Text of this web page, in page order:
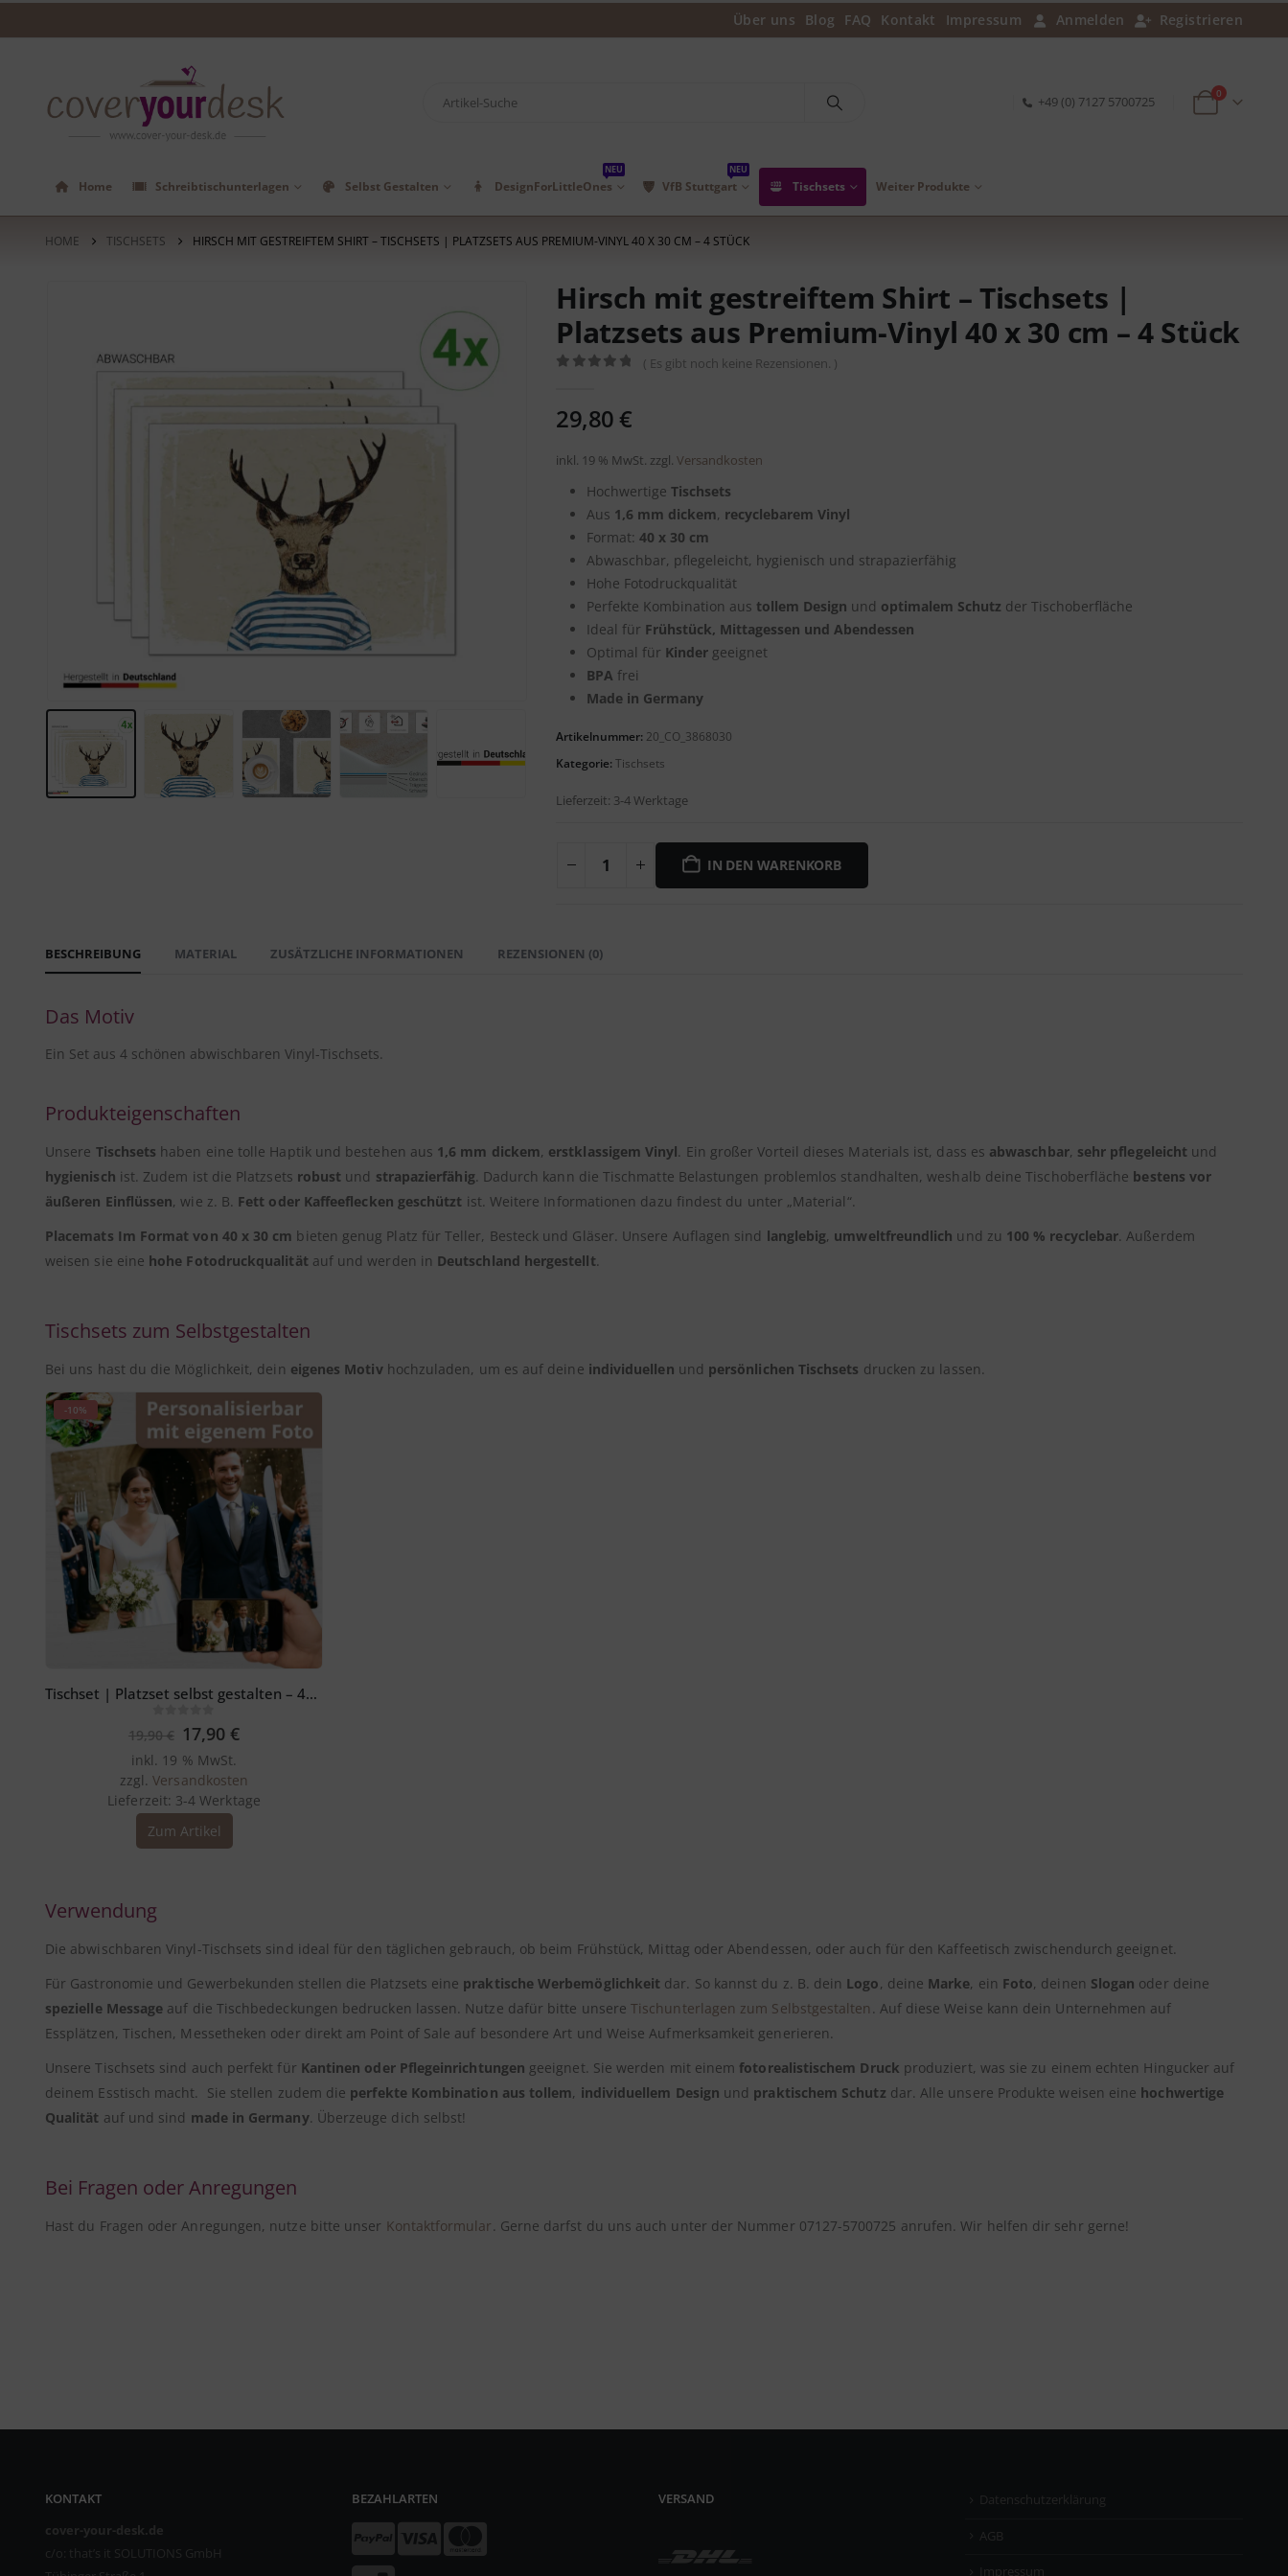
Über uns Blog FAQ Kontakt Impressum Anmelden Registrieren
+49 (0) 7127 5700725
0
Home Schreibtischunterlagen Selbst Gestalten DesignForLittleOnes
NEU
VfB Stuttgart
NEU
Tischsets Weiter Produkte
HOME TISCHSETS HIRSCH MIT GESTREIFTEM SHIRT – TISCHSETS | PLATZSETS AUS PREMIUM-VINYL 40 X 30 CM – 4 STÜCK
Hirsch mit gestreiftem Shirt – Tischsets |
Platzsets aus Premium-Vinyl 40 x 30 cm – 4 Stück
( Es gibt noch keine Rezensionen. )
29,80 €
inkl. 19 % MwSt. zzgl.Versandkosten
HochwertigeTischsets
Aus 1,6 mm dickem, recyclebarem Vinyl
Format:40 x 30 cm
Abwaschbar, pflegeleicht, hygienisch und strapazierfähig
Hohe Fotodruckqualität
Perfekte Kombination aus tollem Design und optimalem Schutz der Tischoberfläche
Ideal für Frühstück, Mittagessen und Abendessen
Optimal für Kinder geeignet
BPA frei
Made in Germany
Artikelnummer: 20_CO_3868030
Kategorie:Tischsets
Lieferzeit: 3-4 Werktage
IN DEN WARENKORB
BESCHREIBUNG MATERIAL ZUSÄTZLICHE INFORMATIONEN REZENSIONEN (0)
Das Motiv
Ein Set aus 4 schönen abwischbaren Vinyl-Tischsets.
Produkteigenschaften
Unsere Tischsets haben eine tolle Haptik und bestehen aus 1,6 mm dickem, erstklassigem Vinyl. Ein großer Vorteil dieses Materials ist, dass es abwaschbar, sehr pflegeleicht und
hygienisch ist. Zudem ist die Platzsets robust und strapazierfähig. Dadurch kann die Tischmatte Belastungen problemlos standhalten, weshalb deine Tischoberfläche bestens vor
äußeren Einflüssen, wie z. B. Fett oder Kaffeeflecken geschützt ist. Weitere Informationen dazu findest du unter „Material“.
Placemats Im Format von 40 x 30 cm bieten genug Platz für Teller, Besteck und Gläser. Unsere Auflagen sind langlebig, umweltfreundlich und zu 100 % recyclebar. Außerdem
weisen sie eine hohe Fotodruckqualität auf und werden in Deutschland hergestellt.
Tischsets zum Selbstgestalten
Bei uns hast du die Möglichkeit, dein eigenes Motivhochzuladen, um es auf deine individuellen und persönlichen Tischsets drucken zu lassen.
-10%
Tischset | Platzset selbst gestalten – 44 x 32 cm aus Premium Vinyl – abwischbar
19,90€ Ursprünglicher
Preis
war:
19,90 €
17,90€Aktueller
17,90 €.
inkl. 19 % MwSt.
zzgl.Versandkosten
Lieferzeit: 3-4 Werktage
Zum Artikel
Verwendung
Die abwischbaren Vinyl-Tischsets sind ideal für den täglichen gebrauch, ob beim Frühstück, Mittag oder Abendessen, oder auch für den Kaffeetisch zwischendurch geeignet.
Für Gastronomie und Gewerbekunden stellen die Platzsets eine praktische Werbemöglichkeit dar. So kannst du z. B. dein Logo, deine Marke, ein Foto, deinen Slogan oder deine
spezielle Message auf die Tischbedeckungen bedrucken lassen. Nutze dafür bitte unsereTischunterlagen zum Selbstgestalten . Auf diese Weise kann dein Unternehmen auf
Essplätzen, Tischen, Messetheken oder direkt am Point of Sale auf besondere Art und Weise Aufmerksamkeit generieren.
Unsere Tischsets sind auch perfekt für Kantinen oder Pflegeinrichtungen geeignet. Sie werden mit einem fotorealistischem Druck produziert, was sie zu einem echten Hingucker auf
deinem Esstisch macht. Sie stellen zudem die perfekte Kombination aus tollem, individuellem Design und praktischem Schutz dar. Alle unsere Produkte weisen eine hochwertige
Qualität auf und sind made in Germany. Überzeuge dich selbst!
Bei Fragen oder Anregungen
Hast du Fragen oder Anregungen, nutze bitte unser Kontaktformular. Gerne darfst du uns auch unter der Nummer 07127-5700725 anrufen. Wir helfen dir sehr gerne!
KONTAKT
cover-your-desk.de
c/o: that’s it SOLUTIONS GmbH
BEZAHLARTEN VERSAND Datenschutzerklärung
AGB
Impressum